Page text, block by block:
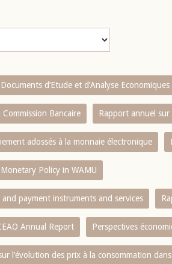
Documents d’Etude et d’Analyse Economiques
Bancaire Rapport annuel sur
adossés à la monnaie électronique
Policy in WAMU
payment instruments and services
Annual Report Perspectives
l‘évolution des prix à la consommation